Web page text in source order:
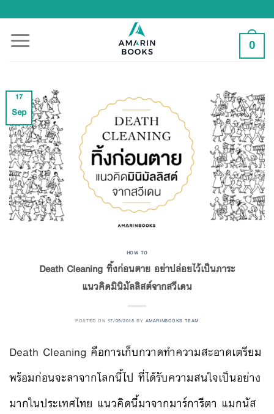
to
content
0
17
Sep
HOW TO
Death Cleaning ทิ้งก่อนตาย อย่าปล่อยไว้เป็นภาระ
แนวคิดมินิมัลลิสต์จากสวีเดน
POSTED ON 17/09/2018 BY AMARINBOOKS TEAM
Death Cleaning คือการเก็บกวาดทำความสะอาดเตรียม
พร้อมก่อนจะลาจากโลกนี้ไป ที่ได้รับความสนใจเป็นอย่าง
มากในประเทศไทย แนวคิดนี้มาจากมาร์การีตา แมกนัส